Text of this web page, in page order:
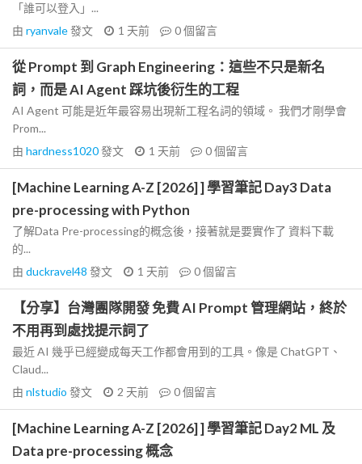
「誰可以登入」...
由 ryanvale發文 1 天前 0個留言
從 Prompt 到 Graph Engineering：這些不只是新名
詞，而是 AI Agent 踩坑後衍生的工程
AI Agent 可能是近年最容易出現新工程名詞的領域。 我們才剛學會
Prom...
由 hardness1020發文 1 天前 0個留言
[Machine Learning A-Z [2026] ] 學習筆記 Day3 Data
pre-processing with Python
了解Data Pre-processing的概念後，接著就是要實作了 資料下載
的...
由 duckravel48 發文 1 天前 0個留言
【分享】台灣團隊開發 免費 AI Prompt 管理網站，終於
不用再到處找提示詞了
最近 AI 幾乎已經變成每天工作都會用到的工具。像是 ChatGPT、
Claud...
由 nlstudio 發文 2 天前 0個留言
[Machine Learning A-Z [2026] ] 學習筆記 Day2 ML 及
Data pre-processing 概念